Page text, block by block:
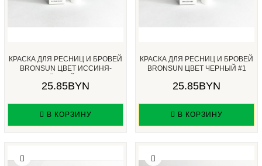
КРАСКА ДЛЯ РЕСНИЦ И БРОВЕЙ
BRONSUN ЦВЕТ ИССИНЯ-
25.85BYN
В КОРЗИНУ
КРАСКА ДЛЯ РЕСНИЦ И БРОВЕЙ
BRONSUN ЦВЕТ ЧЕРНЫЙ #1
25.85BYN
В КОРЗИНУ